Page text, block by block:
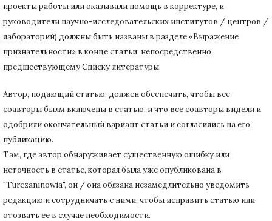
проекты работы или оказывали помощь в корректуре, и
руководители научно-исследовательских институтов / центров /
лабораторий) должны быть названы в разделе «Выражение
признательности» в конце статьи, непосредственно
предшествующему Списку литературы.
Автор, подающий статью, должен обеспечить, чтобы все
соавторы былм включены в статью, и что все соавторы видели и
одобрили окончательный вариант статьи и согласились на его
публикацию.
Там, где автор обнаруживает существенную ошибку или
неточность в статье, которая была уже опубликована в
"Turczaninowia", он / она обязана незамедлительно уведомить
редакцию и сотрудничать с ними, чтобы исправить статью или
отозвать ее в случае необходимости.